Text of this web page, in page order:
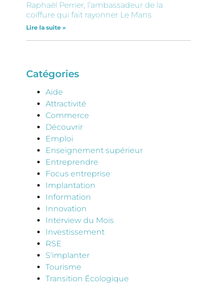
Raphaël Perrier, l’ambassadeur de la
coiffure qui fait rayonner Le Mans
Lire la suite »
Catégories
Aide
Attractivité
Commerce
Découvrir
Emploi
Enseignement supérieur
Entreprendre
Focus entreprise
Implantation
Information
Innovation
Interview du Mois
Investissement
RSE
S'implanter
Tourisme
Transition Écologique